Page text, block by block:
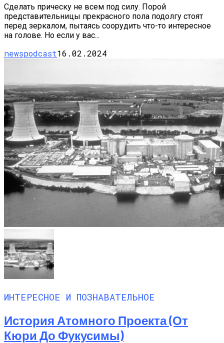
Сделать прическу не всем под силу. Порой
представительницы прекрасного пола подолгу стоят
перед зеркалом, пытаясь соорудить что-то интересное
на голове. Но если у вас...
newspodcast16.02.2024
ИНТЕРЕСНОЕ И ПОЗНАВАТЕЛЬНОЕ
История Атомного Проекта (от
Кюри До Фукусимы)